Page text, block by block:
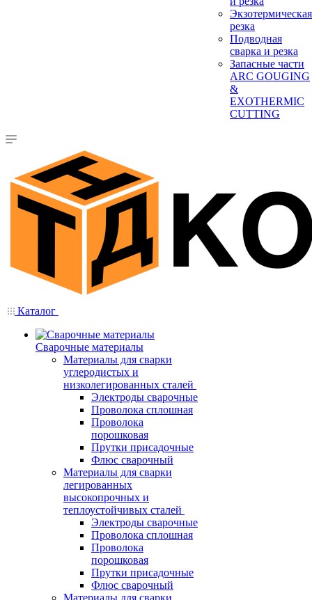
Экзотермическая
резка
Подводная
сварка и резка
Запасные части
ARC GOUGING
&
EXOTHERMIC
CUTTING
Каталог
Сварочные материалы
Материалы для сварки
углеродистых и
низколегированных сталей
Электроды сварочные
Проволока сплошная
Проволока
порошковая
Прутки присадочные
Флюс сварочный
Материалы для сварки
легированных
высокопрочных и
теплоустойчивых сталей
Электроды сварочные
Проволока сплошная
Проволока
порошковая
Прутки присадочные
Флюс сварочный
Материалы для сварки